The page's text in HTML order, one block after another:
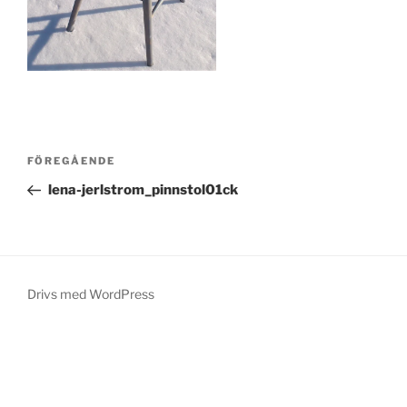
Inläggsnavigering
Föregående
inlägg
FÖREGÅENDE
lena-jerlstrom_pinnstol01ck
Drivs med WordPress